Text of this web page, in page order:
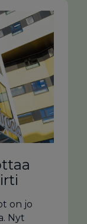
on jo
Nyt